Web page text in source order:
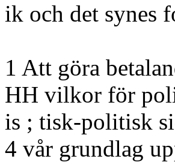
ik och det synes
1 Att göra
HH vilkor för
is ; tisk-politisk
4 vår grundlag